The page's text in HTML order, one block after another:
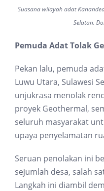
Suasana wilayah adat
Selatan.
Pemuda Adat Tolak
Pekan lalu, pemuda
Luwu Utara, Sulawesi
unjukrasa menolak
proyek Geothermal,
seluruh masyarakat
upaya penyelamatan
Seruan penolakan ini
sejumlah desa, salah
Langkah ini diambil